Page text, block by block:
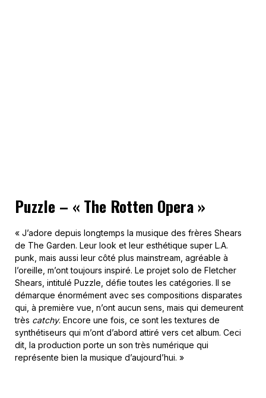
Puzzle – « The Rotten Opera »
« J’adore depuis longtemps la musique des frères Shears
de The Garden. Leur look et leur esthétique super L.A.
punk, mais aussi leur côté plus mainstream, agréable à
l’oreille, m’ont toujours inspiré. Le projet solo de Fletcher
Shears, intitulé Puzzle, défie toutes les catégories. Il se
démarque énormément avec ses compositions disparates
qui, à première vue, n’ont aucun sens, mais qui demeurent
très catchy. Encore une fois, ce sont les textures de
synthétiseurs qui m’ont d’abord attiré vers cet album. Ceci
dit, la production porte un son très numérique qui
représente bien la musique d’aujourd’hui. »